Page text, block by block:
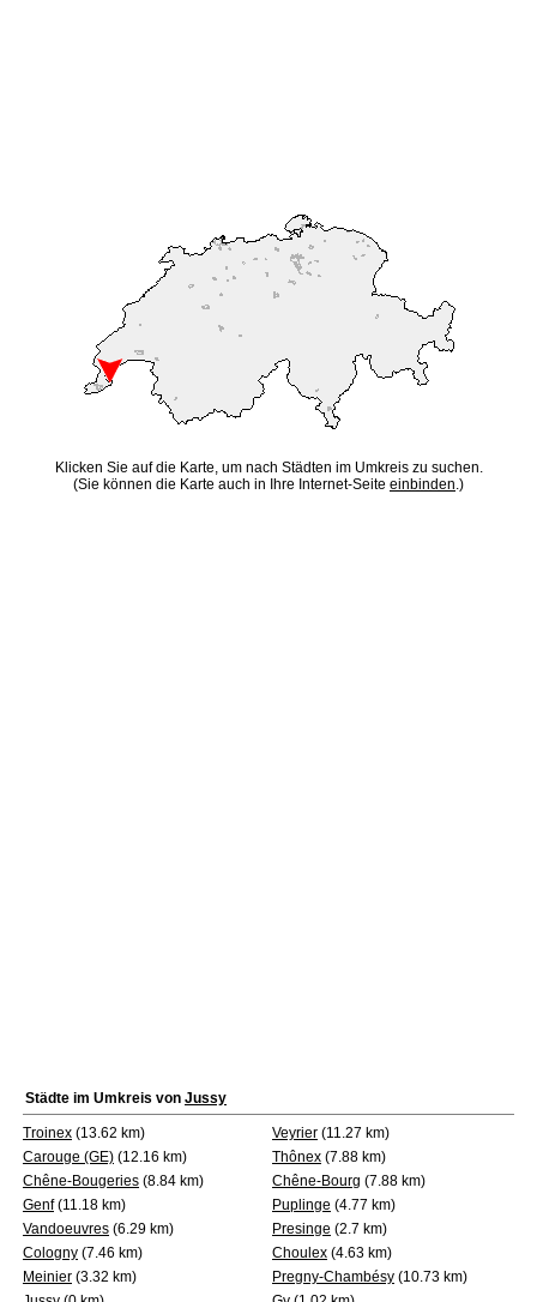
Klicken Sie auf die Karte, um nach Städten im Umkreis zu suchen.
(Sie können die Karte auch in Ihre Internet-Seite einbinden.)
Städte im Umkreis von Jussy
Troinex (13.62 km) Veyrier (11.27 km)
Carouge (GE) (12.16 km) Thônex (7.88 km)
Chêne-Bougeries (8.84 km) Chêne-Bourg (7.88 km)
Genf(11.18 km) Puplinge (4.77 km)
Vandoeuvres (6.29 km) Presinge (2.7 km)
Cologny (7.46 km) Choulex (4.63 km)
Meinier (3.32 km) Pregny-Chambésy (10.73 km)